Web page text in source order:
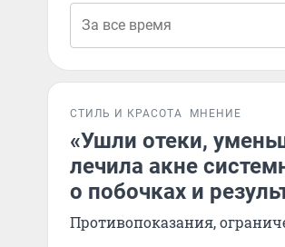
СТИЛЬ И КРАСОТА МНЕНИЕ
«Ушли отеки,
лечила акне
о побочках и
Противопоказания,